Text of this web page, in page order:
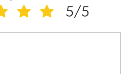
5/5